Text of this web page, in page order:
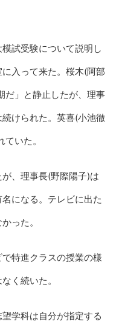
試受験について説明し
入って来た。桜木(阿部
だ」と静止したが、理事
けられた。英喜(小池徹
いた。
、理事長(野際陽子)は
になる。テレビに出た
った。
特進クラスの授業の様
く続いた。
学科は自分が指定する